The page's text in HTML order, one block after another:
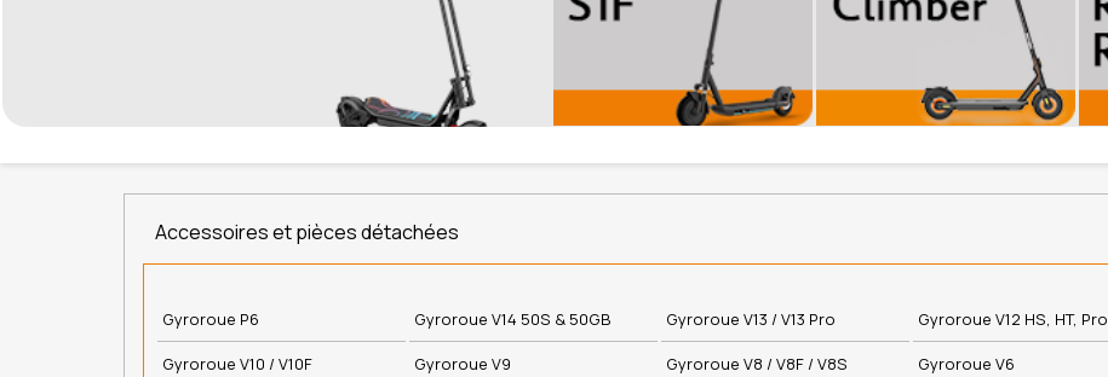
Accessoires et pièces détachées
Gyroroue P6 Gyroroue V14 50S & 50GB Gyroroue V13 / V13 Pro Gyroroue V12 HS, HT, Pro
Gyroroue V10 / V10F Gyroroue V9 Gyroroue V8 / V8F / V8S Gyroroue V6